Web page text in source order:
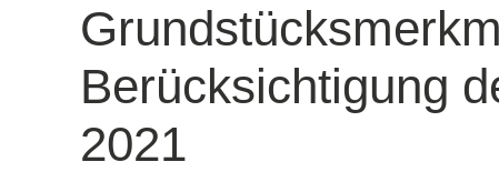
Berücksichtigung
2021